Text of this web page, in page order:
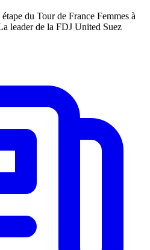
du Tour de France Femmes à
leader de la FDJ United Suez